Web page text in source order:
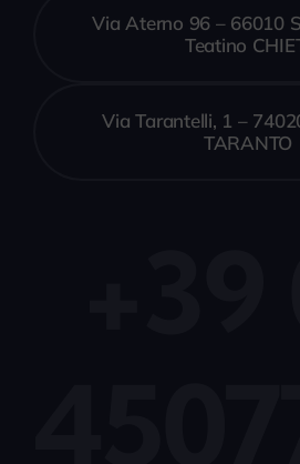
Via Aterno 96 – 66010
Teatino
Via Tarantelli, 1 –
TARANTO